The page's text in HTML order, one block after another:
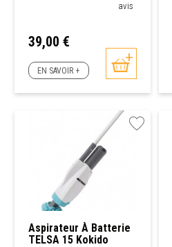
avis
Prix
39,00 €
EN SAVOIR +
Aspirateur À Batterie
TELSA 15 Kokido